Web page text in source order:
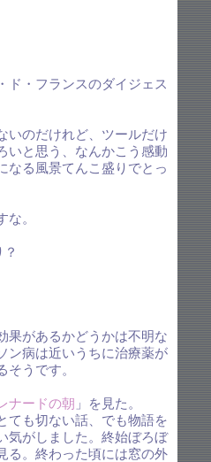
ド・フランスのダイジェス
いのだけれど、ツールだけ
いと思う、なんかこう感動
なる風景てんこ盛りでとっ
な。
果があるかどうかは不明な
ン病は近いうちに治療薬が
そうです。
ナードの朝 」を見た。
ても切ない話、でも物語を
気がしました。終始ぼろぼ
る。終わった頃には窓の外